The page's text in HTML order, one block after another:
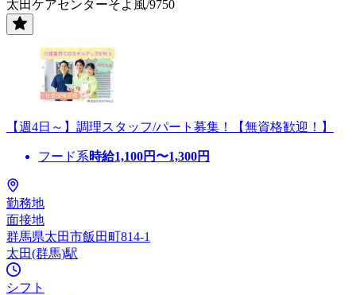
太田ケアセンターそよ風/9750
【週4日～】調理スタッフ/パート募集！【無資格歓迎！】
フード系時給1,100円〜1,300円
勤務地
面接地
群馬県太田市飯田町814-1
太田(群馬)駅
シフト